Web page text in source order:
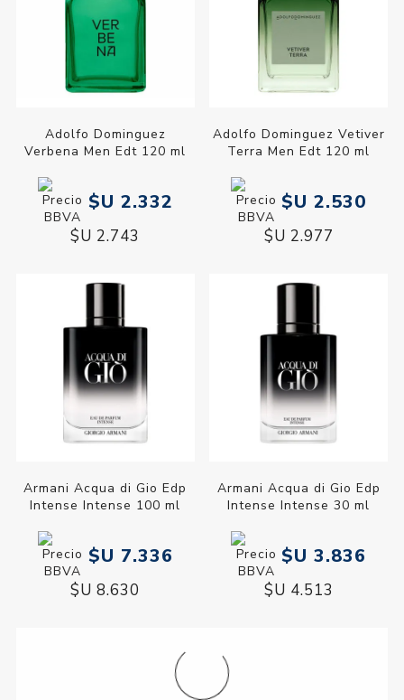
Adolfo Dominguez
Verbena Men Edt 120 ml
$U 2.332
$U 2.743
Adolfo Dominguez Vetiver
Terra Men Edt 120 ml
$U 2.530
$U 2.977
Armani Acqua di Gio Edp
Intense Intense 100 ml
$U 7.336
$U 8.630
Armani Acqua di Gio Edp
Intense Intense 30 ml
$U 3.836
$U 4.513